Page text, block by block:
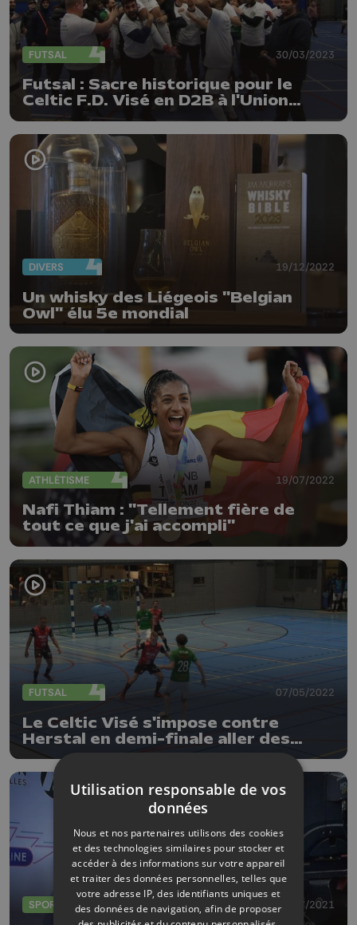
FUTSAL 30/03/2023
Futsal : Sacre historique pour le
Celtic F.D. Visé en D2B à l'Union
belge !
DIVERS 19/12/2022
Un whisky des Liégeois "Belgian
Owl" élu 5e mondial
ATHLÉTISME 19/07/2022
Nafi Thiam : "Tellement fière de
tout ce que j'ai accompli"
FUTSAL 07/05/2022
Le Celtic Visé s'impose contre
Herstal en demi-finale aller des
play-offs de Division 1
SPORTS 19/07/2021
Utilisation responsable de vos
données
Nous et nos partenaires utilisons des cookies
et des technologies similaires pour stocker et
accéder à des informations sur votre appareil
et traiter des données personnelles, telles que
votre adresse IP, des identifiants uniques et
des données de navigation, afin de proposer